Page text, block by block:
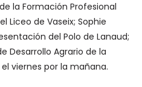
la Formación Profesional
Liceo de Vaseix; Sophie
del Polo de Lanaud;
Desarrollo Agrario de la
viernes por la mañana.